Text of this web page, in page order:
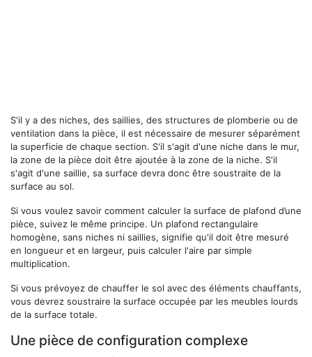
S'il y a des niches, des saillies, des structures de plomberie ou de
ventilation dans la pièce, il est nécessaire de mesurer séparément
la superficie de chaque section. S'il s'agit d'une niche dans le mur,
la zone de la pièce doit être ajoutée à la zone de la niche. S'il
s'agit d'une saillie, sa surface devra donc être soustraite de la
surface au sol.
Si vous voulez savoir comment calculer la surface de plafond d’une
pièce, suivez le même principe. Un plafond rectangulaire
homogène, sans niches ni saillies, signifie qu'il doit être mesuré
en longueur et en largeur, puis calculer l'aire par simple
multiplication.
Si vous prévoyez de chauffer le sol avec des éléments chauffants,
vous devrez soustraire la surface occupée par les meubles lourds
de la surface totale.
Une pièce de configuration complexe